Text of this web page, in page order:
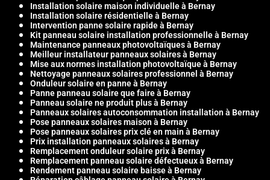
Installation solaire maison individuelle à Bernay
Installation solaire résidentielle à Bernay
Intervention panne solaire rapide à Bernay
Kit panneau solaire installation professionnelle à Bernay
Maintenance panneaux photovoltaïques à Bernay
Meilleur installateur panneaux solaires à Bernay
Mise aux normes installation photovoltaïque à Bernay
Nettoyage panneaux solaires professionnel à Bernay
Onduleur solaire en panne à Bernay
Panne panneau solaire que faire à Bernay
Panneau solaire ne produit plus à Bernay
Panneaux solaires autoconsommation installation à Bernay
Pose panneaux solaires maison à Bernay
Pose panneaux solaires prix clé en main à Bernay
Prix installation panneaux solaires à Bernay
Remplacement onduleur solaire prix à Bernay
Remplacement panneau solaire défectueux à Bernay
Rendement panneau solaire baisse à Bernay